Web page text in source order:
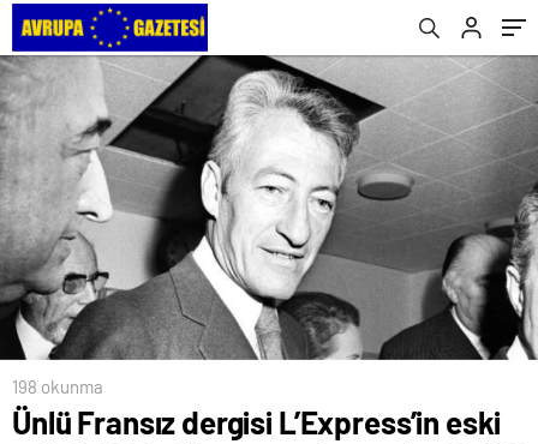
ajanlık yapmış
198 okunma
Ünlü Fransız dergisi L’Express’in eski